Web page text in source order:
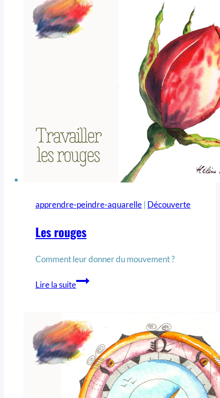
apprendre-peindre-aquarelle | Découverte
Les rouges
Comment leur donner du mouvement ?
Lire la suite